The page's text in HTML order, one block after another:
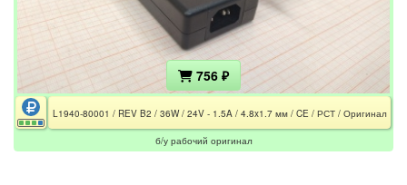
756 ₽
L1940-80001 / REV B2 / 36W / 24V - 1.5A / 4.8x1.7 мм / CE / РСТ / Оригинал
б/у рабочий оригинал